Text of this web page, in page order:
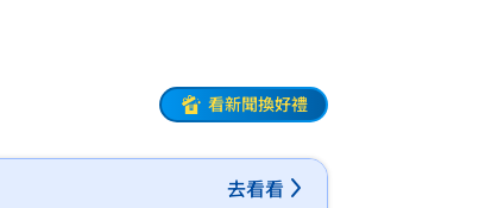
看新聞換好禮
去看看